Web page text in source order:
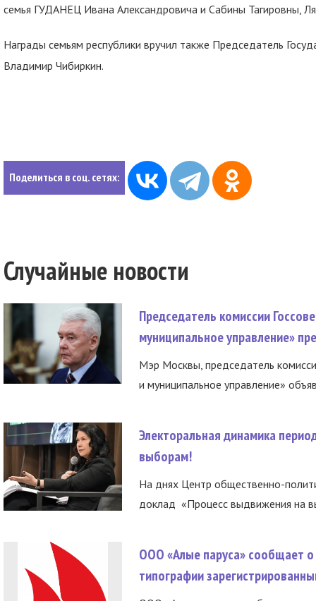
семья ГУДАНЕЦ Ивана Александровича и Сабины Тагировны,
Награды семьям республики вручил также Председатель
Владимир Чибиркин.
Поделиться в соц. сетях:
Случайные новости
Председатель комиссии
муниципальное управление»
Мэр Москвы, председатель
и муниципальное управление»
Электоральная динамика
выборам!
На днях Центр общественно-
доклад «Процесс выдвижения на
ООО «Алые паруса» сообщает о
типографии